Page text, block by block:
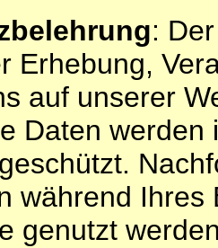
:
Erhebung,
auf unserer
Daten
während
genutzt